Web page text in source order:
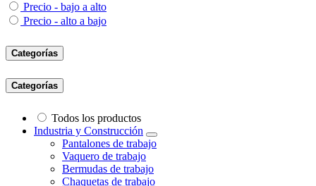
Precio - bajo a alto
Precio - alto a bajo
Categorías
Categorías
Todos los productos
Industria y Construcción
Pantalones de trabajo
Vaquero de trabajo
Bermudas de trabajo
Chaquetas de trabajo